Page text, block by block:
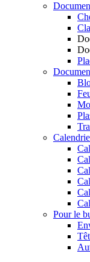
Pour le